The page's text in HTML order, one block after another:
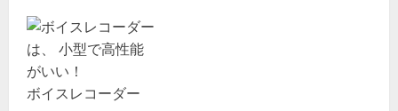
ボイスレコーダー